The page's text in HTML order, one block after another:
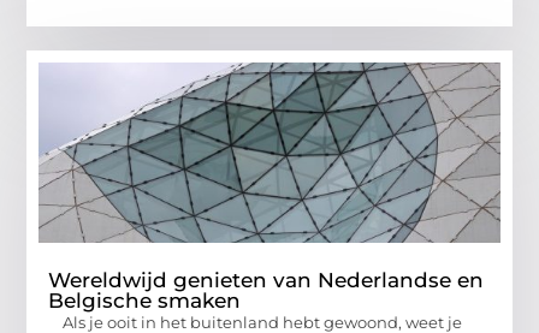
Wereldwijd genieten van Nederlandse en
Belgische smaken
Als je ooit in het buitenland hebt gewoond, weet je